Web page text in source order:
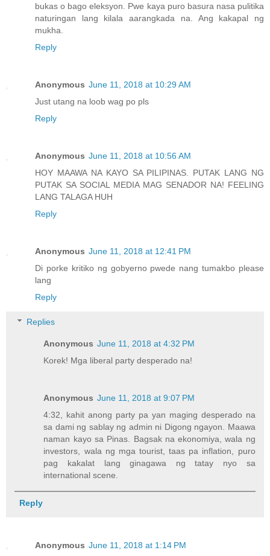
bukas o bago eleksyon. Pwe kaya puro basura nasa pulitika
naturingan lang kilala aarangkada na. Ang kakapal ng
mukha.
Reply
Anonymous June 11, 2018 at 10:29 AM
Just utang na loob wag po pls
Reply
Anonymous June 11, 2018 at 10:56 AM
HOY MAAWA NA KAYO SA PILIPINAS. PUTAK LANG NG
PUTAK SA SOCIAL MEDIA MAG SENADOR NA! FEELING
LANG TALAGA HUH
Reply
Anonymous June 11, 2018 at 12:41 PM
Di porke kritiko ng gobyerno pwede nang tumakbo please
lang
Reply
Replies
Anonymous June 11, 2018 at 4:32 PM
Korek! Mga liberal party desperado na!
Anonymous June 11, 2018 at 9:07 PM
4:32, kahit anong party pa yan maging desperado na
sa dami ng sablay ng admin ni Digong ngayon. Maawa
naman kayo sa Pinas. Bagsak na ekonomiya, wala ng
investors, wala ng mga tourist, taas pa inflation, puro
pag kakalat lang ginagawa ng tatay nyo sa
international scene.
Reply
Anonymous June 11, 2018 at 1:14 PM